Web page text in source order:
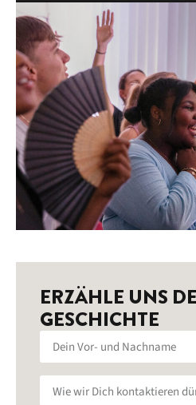
ERZÄHLE UNS
GESCHICHTE